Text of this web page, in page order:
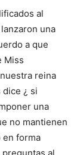
al
una
a que
Miss
reina
dice ¿ si
una
no mantienen
en forma